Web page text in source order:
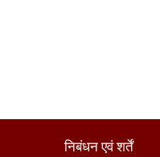
निबंधन एवं शर्तें